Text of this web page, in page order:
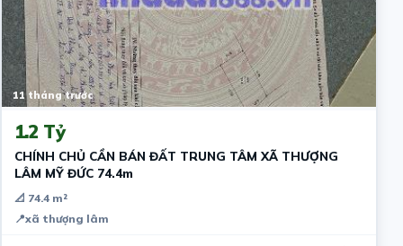
11 tháng trước
1.2 Tỷ
CHÍNH CHỦ CẦN BÁN ĐẤT TRUNG TÂM XÃ THƯỢNG
LÂM MỸ ĐỨC 74.4m
📐 74.4 m²
📍xã thượng lâm